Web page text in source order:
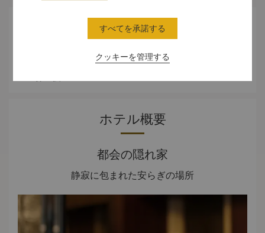
 
ホテル概要
都会の隠れ家
静寂に包まれた安らぎの場所
クッキーを管理する
すべてを承諾する